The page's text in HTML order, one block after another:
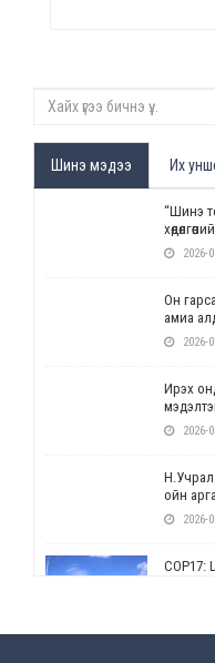
Шинэ мэдээ Их
“Шинэ
2026-
Он
амиа
2026-
Ирэх
2026-
ойн
2026-
СОР17: